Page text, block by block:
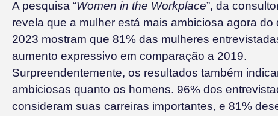
A pesquisa “Women in the Workplace”, da
revela que a mulher está mais ambiciosa agora
2023 mostram que 81% das mulheres
aumento expressivo em comparação a 2019.
Surpreendentemente, os resultados também
ambiciosas quanto os homens. 96% dos
consideram suas carreiras importantes, e 81%